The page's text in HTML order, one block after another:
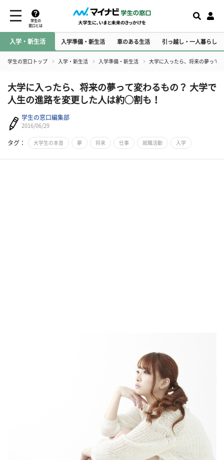
学生の
窓口とは
入学・新生活 入学準備・新生活 車のある生活 引っ越し・一人暮らし
学生の窓口トップ 入学・新生活 入学準備・新生活 大学に入ったら、将来の夢って
大学に入ったら、将来の夢って変わるもの？ 大学で
人生の進路を変更した人は約◯割も！
学生の窓口編集部
2016/06/29
タグ： 大学生の本音 夢 将来 仕事 就職活動 入学